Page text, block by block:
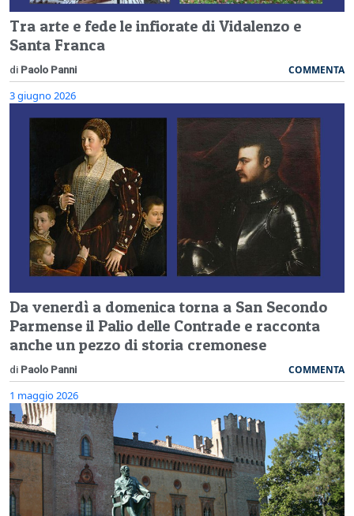
Tra arte e fede le infiorate di Vidalenzo e
Santa Franca
di Paolo Panni COMMENTA
3 giugno 2026
Da venerdì a domenica torna a San Secondo
Parmense il Palio delle Contrade e racconta
anche un pezzo di storia cremonese
di Paolo Panni COMMENTA
1 maggio 2026